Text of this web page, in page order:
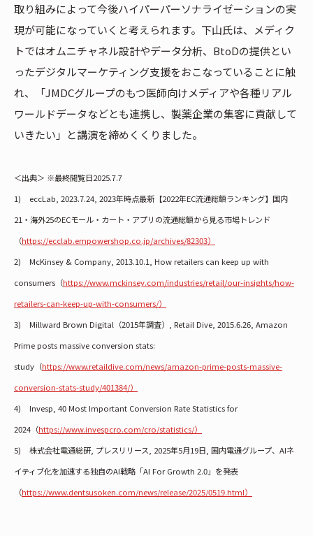
取り組みによって今後ハイパーパーソナライゼーションの実
現が可能になっていくと考えられます。下山氏は、メディク
トではオムニチャネル設計やデータ分析、BtoDの提供とい
ったデジタルマーケティング支援をおこなっていることに触
れ、「JMDCグループのもつ医師向けメディアや各種リアル
ワールドデータなどとも連携し、製薬企業の集客に貢献して
いきたい」と講演を締めくくりました。
＜出典＞ ※最終閲覧日2025.7.7
1) eccLab, 2023.7.24, 2023年時点最新【2022年EC流通総額ランキング】国内
21・海外25のECモール・カート・アプリの流通総額から見る市場トレンド
（https://ecclab.empowershop.co.jp/archives/82303）
2) McKinsey & Company, 2013.10.1, How retailers can keep up with
consumers（https://www.mckinsey.com/industries/retail/our-insights/how-
retailers-can-keep-up-with-consumers/）
3) Millward Brown Digital（2015年調査）, Retail Dive, 2015.6.26, Amazon
Prime posts massive conversion stats:
study（https://www.retaildive.com/news/amazon-prime-posts-massive-
conversion-stats-study/401384/）
4) Invesp, 40 Most Important Conversion Rate Statistics for
2024（https://www.invespcro.com/cro/statistics/）
5) 株式会社電通総研, プレスリリース, 2025年5月19日, 国内電通グループ、AIネ
イティブ化を加速する独自のAI戦略「AI For Growth 2.0」を発表
（https://www.dentsusoken.com/news/release/2025/0519.html）